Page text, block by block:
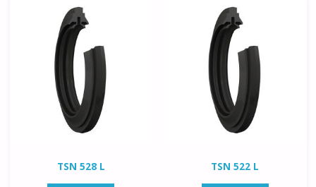
TSN 528 L TSN 522 L